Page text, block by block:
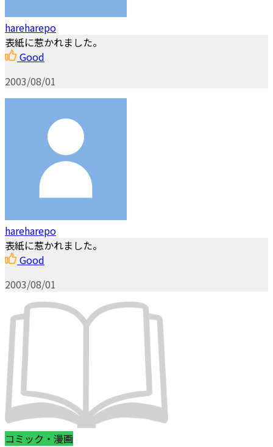
hareharepo
表紙に惹かれました。
Good
2003/08/01
hareharepo
表紙に惹かれました。
Good
2003/08/01
コミック・漫画